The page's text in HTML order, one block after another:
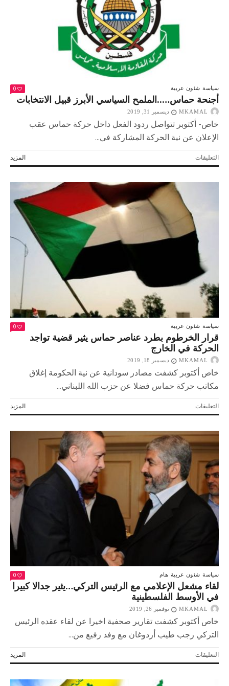
سياسة شئون عربية 0
أجنحة حماس…..الملمح السياسي الأبرز قبيل الانتخابات
MKAMAL ديسمبر 31, 2019
خاص- أكتوبر تتواصل ردود الفعل داخل حركة حماس عقب
الإعلان عن نية الحركة المشاركة في...
المزيد التعليقاتعلى
أجنحة
الانتخابات
مغلقة
سياسة شئون عربية 0
قرار الخرطوم بطرد عناصر حماس يثير قضية تواجد
الحركة في الخارج
MKAMAL ديسمبر 18, 2019
خاص أكتوبر كشفت مصادر سودانية عن نية الحكومة إغلاق
مكاتب حركة حماس فضلا عن حزب الله اللبناني...
المزيد التعليقاتعلى
قرار
بطرد
عناصر
حماس
يثير
قضية
الحركة
سياسة شئون عربية هام 0
لقاء مشعل الإعلامي مع الرئيس التركي…يثير جدالا كبيرا
في الأوسط الفلسطينية
MKAMAL نوفمبر 26, 2019
خاص أكتوبر كشفت تقارير صحفية اخيرا عن لقاء عقده الرئيس
التركي رجب طيب أردوغان مع وفد رفيع من...
المزيد التعليقاتعلى
لقاء